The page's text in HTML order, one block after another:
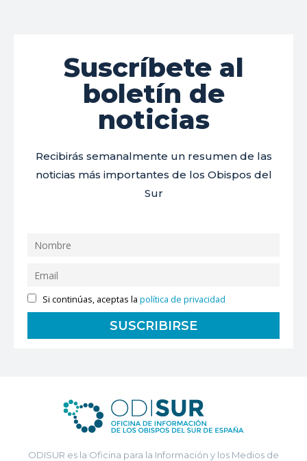
Suscríbete al
boletín de
noticias
Recibirás semanalmente un resumen de las
noticias más importantes de los Obispos del
Sur
Si continúas, aceptas lapolítica de privacidad
ODISUR es la Oficina para la Información y los Medios de